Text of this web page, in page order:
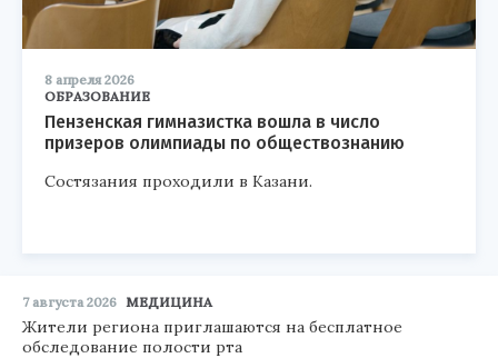
8 апреля 2026
ОБРАЗОВАНИЕ
Пензенская гимназистка вошла в число
призеров олимпиады по обществознанию
Состязания проходили в Казани.
7 августа 2026 МЕДИЦИНА
Жители региона приглашаются на бесплатное
обследование полости рта